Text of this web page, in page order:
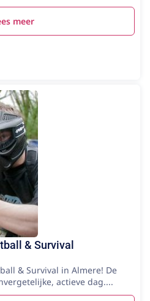
meer
& Survival
& Survival in Almere! De
actieve dag....